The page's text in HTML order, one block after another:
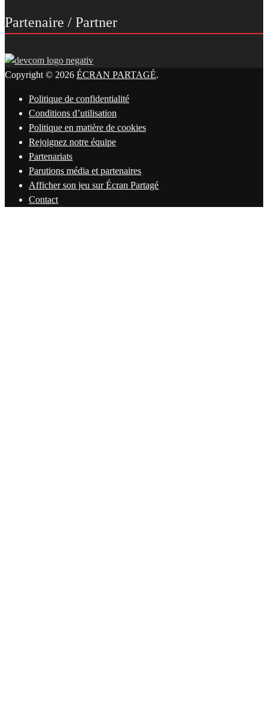
Partenaire / Partner
Copyright © 2026 ÉCRAN PARTAGÉ.
Politique de confidentialité
Conditions d’utilisation
Politique en matière de cookies
Rejoignez notre équipe
Partenariats
Parutions média et partenaires
Afficher son jeu sur Écran Partagé
Contact